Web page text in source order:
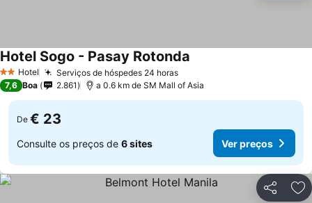
2 Estrelas
Hotel Serviços de hóspedes 24 horas
Hotel Sogo - Pasay Rotonda
7,6 Boa 2.861 a 0.6 km de SM Mall of Asia
De € 23
Consulte os preços de 6 sites Ver preços
Partilhar